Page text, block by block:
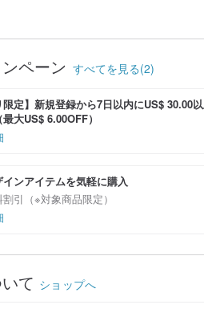
ペーン すべてを見る(2)
定】新規登録から7日以内にUS$ 30.00
大US$ 6.00OFF）
ンアイテムを気軽に購入
引（※対象商品限定）
て ショップへ